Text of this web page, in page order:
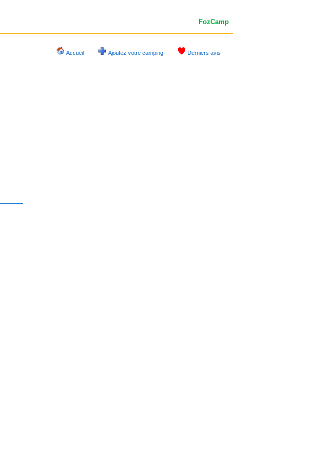
FozCamp
Accueil Ajoutez votre camping Derniers avis